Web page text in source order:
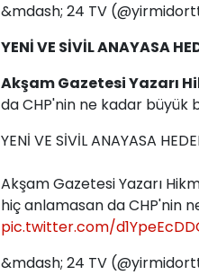
&mdash; 24 TV
YENİ VE SİVİL ANAYASA
Akşam Gazetesi Yazarı
da CHP'nin ne kadar büyük
YENİ VE SİVİL ANAYASA
Akşam Gazetesi Yazarı
hiç anlamasan da CHP'nin
pic.twitter.com/
&mdash; 24 TV